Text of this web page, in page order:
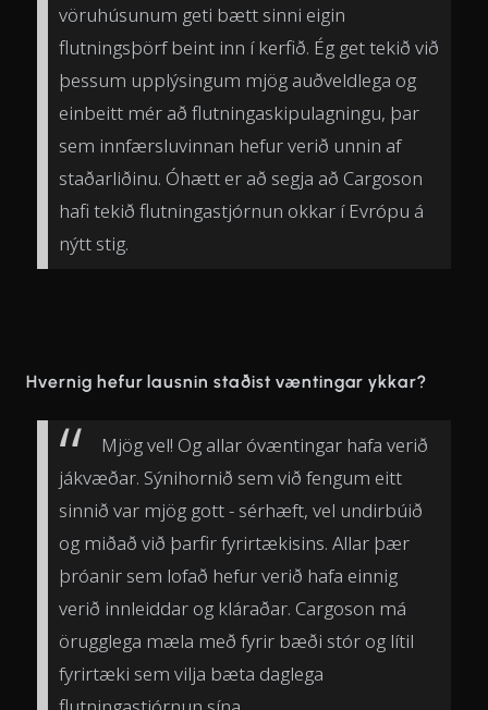
vöruhúsunum geti bætt sinni eigin
flutningsþörf beint inn í kerfið. Ég get tekið við
þessum upplýsingum mjög auðveldlega og
einbeitt mér að flutningaskipulagningu, þar
sem innfærsluvinnan hefur verið unnin af
staðarliðinu. Óhætt er að segja að Cargoson
hafi tekið flutningastjórnun okkar í Evrópu á
nýtt stig.
Hvernig hefur lausnin staðist væntingar ykkar?
Mjög vel! Og allar óvæntingar hafa verið
jákvæðar. Sýnihornið sem við fengum eitt
sinnið var mjög gott - sérhæft, vel undirbúið
og miðað við þarfir fyrirtækisins. Allar þær
þróanir sem lofað hefur verið hafa einnig
verið innleiddar og kláraðar. Cargoson má
örugglega mæla með fyrir bæði stór og lítil
fyrirtæki sem vilja bæta daglega